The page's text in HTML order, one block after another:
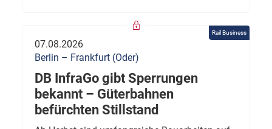
Rail Business
07.08.2026
Berlin – Frankfurt (Oder)
DB InfraGo gibt Sperrungen
bekannt – Güterbahnen
befürchten Stillstand